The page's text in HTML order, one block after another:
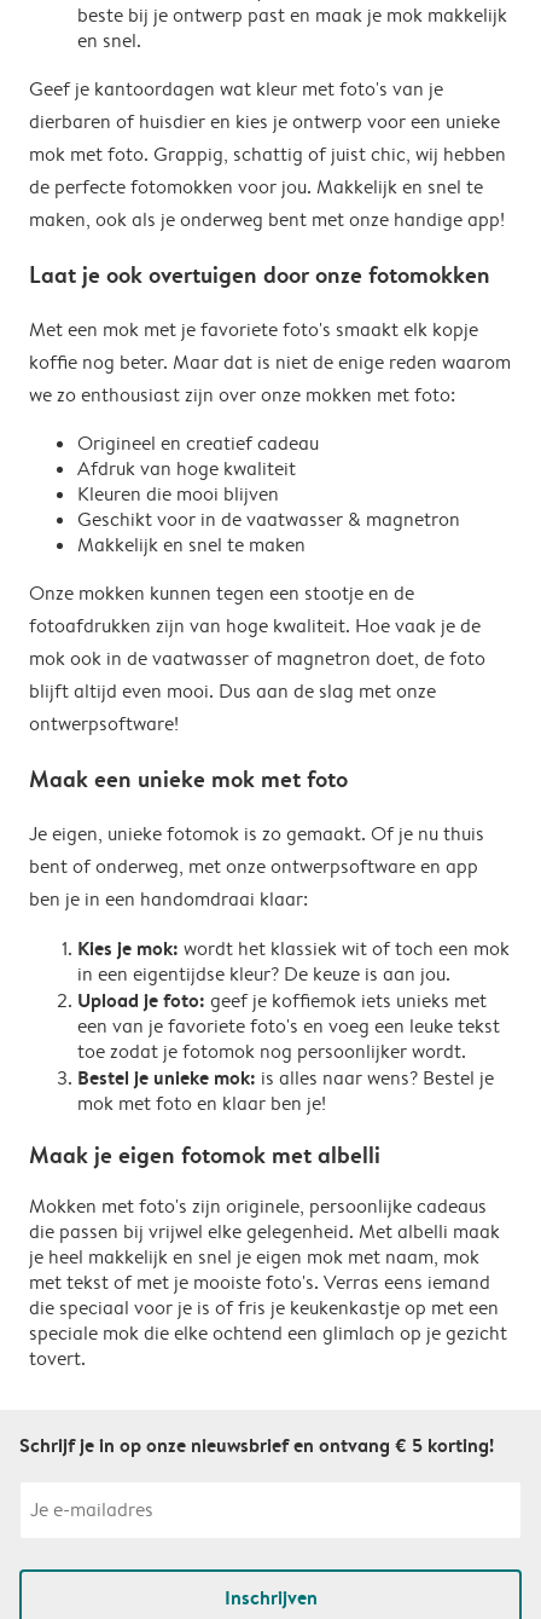
beste bij je ontwerp past en maak je mok makkelijk
en snel.
Geef je kantoordagen wat kleur met foto's van je
dierbaren of huisdier en kies je ontwerp voor een unieke
mok met foto. Grappig, schattig of juist chic, wij hebben
de perfecte fotomokken voor jou. Makkelijk en snel te
maken, ook als je onderweg bent met onze handige app!
Laat je ook overtuigen door onze fotomokken
Met een mok met je favoriete foto's smaakt elk kopje
koffie nog beter. Maar dat is niet de enige reden waarom
we zo enthousiast zijn over onze mokken met foto:
Origineel en creatief cadeau
Afdruk van hoge kwaliteit
Kleuren die mooi blijven
Geschikt voor in de vaatwasser & magnetron
Makkelijk en snel te maken
Onze mokken kunnen tegen een stootje en de
fotoafdrukken zijn van hoge kwaliteit. Hoe vaak je de
mok ook in de vaatwasser of magnetron doet, de foto
blijft altijd even mooi. Dus aan de slag met onze
ontwerpsoftware!
Maak een unieke mok met foto
Je eigen, unieke fotomok is zo gemaakt. Of je nu thuis
bent of onderweg, met onze ontwerpsoftware en app
ben je in een handomdraai klaar:
Kies je mok: wordt het klassiek wit of toch een mok
in een eigentijdse kleur? De keuze is aan jou.
Upload je foto: geef je koffiemok iets unieks met
een van je favoriete foto's en voeg een leuke tekst
toe zodat je fotomok nog persoonlijker wordt.
Bestel je unieke mok: is alles naar wens? Bestel je
mok met foto en klaar ben je!
Maak je eigen fotomok met albelli
Mokken met foto's zijn originele, persoonlijke cadeaus
die passen bij vrijwel elke gelegenheid. Met albelli maak
je heel makkelijk en snel je eigen mok met naam, mok
met tekst of met je mooiste foto's. Verras eens iemand
die speciaal voor je is of fris je keukenkastje op met een
speciale mok die elke ochtend een glimlach op je gezicht
tovert.
Schrijf je in op onze nieuwsbrief en ontvang € 5 korting!
Inschrijven